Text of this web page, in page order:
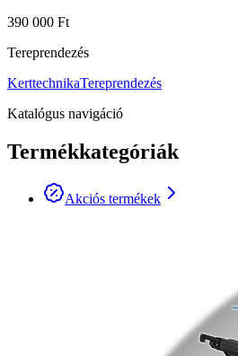
390 000 Ft
Tereprendezés
KerttechnikaTereprendezés
Katalógus navigáció
Termékkategóriák
Akciós termékek